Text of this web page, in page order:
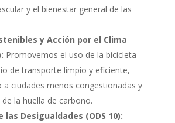
y el bienestar general de las
y Acción por el Clima
Promovemos el uso de la bicicleta
de transporte limpio y eficiente,
a ciudades menos congestionadas y
la huella de carbono.
las Desigualdades (ODS 10):